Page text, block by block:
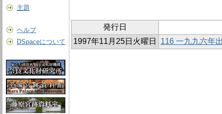
主題
ヘルプ
DSpaceについて
発行日
1997年11月25日火曜日
116 一九九六年